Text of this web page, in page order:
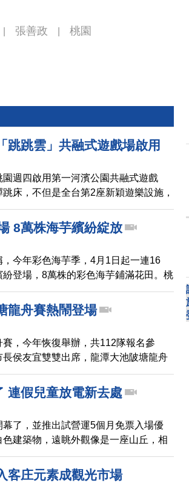
張善政 桃園
跳跳雲」共融式遊戲場啟用
週四啟用第一河濱公園共融式遊戲
床，不但是全台第2座新穎遊樂設施，
邀請民眾週末假日，帶小孩到公園盡
8萬株海芋繽紛綻放
今年彩色海芋季，4月1日起一連16
登場，8萬株的彩色海芋鋪滿花田。桃
共同主持歷來最大的彩色海芋季開幕
龍舟賽熱鬧登場
，今年恢復舉辦，共112隊報名參
侯友宜雙雙出席，龍潭大池陂塘龍舟
連假兒童放電新去處
了，並推出試營運5個月免票入場優
建築物，遠眺外觀像是一座山丘，相
愛的新地標。
客庄元素成觀光市場